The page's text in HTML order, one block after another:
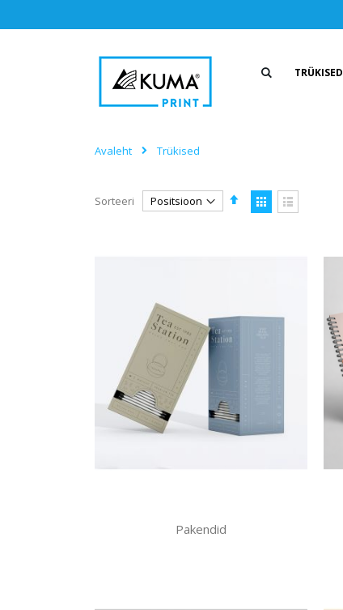
to
TRÜKISED
Avaleht Trükised
Sorteeri
Määra
kahanevas
Kuvamisviis
Pakendid